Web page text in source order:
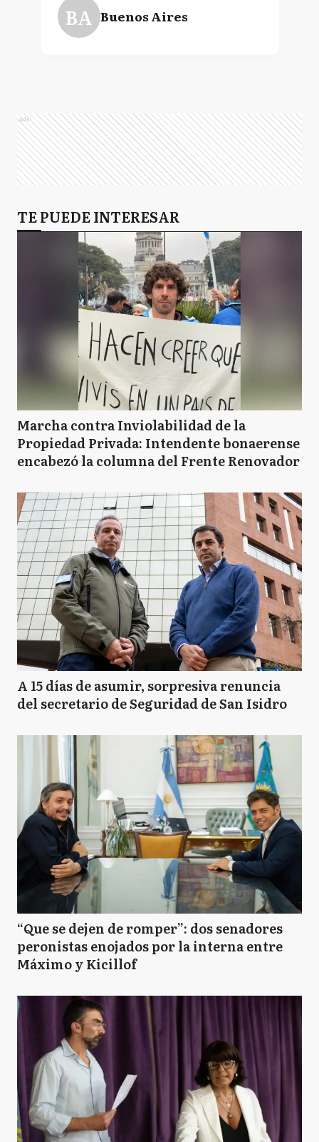
BA Buenos Aires
Ads
TE PUEDE INTERESAR
Marcha contra Inviolabilidad de la
Propiedad Privada: Intendente bonaerense
encabezó la columna del Frente Renovador
A 15 días de asumir, sorpresiva renuncia
del secretario de Seguridad de San Isidro
“Que se dejen de romper”: dos senadores
peronistas enojados por la interna entre
Máximo y Kicillof